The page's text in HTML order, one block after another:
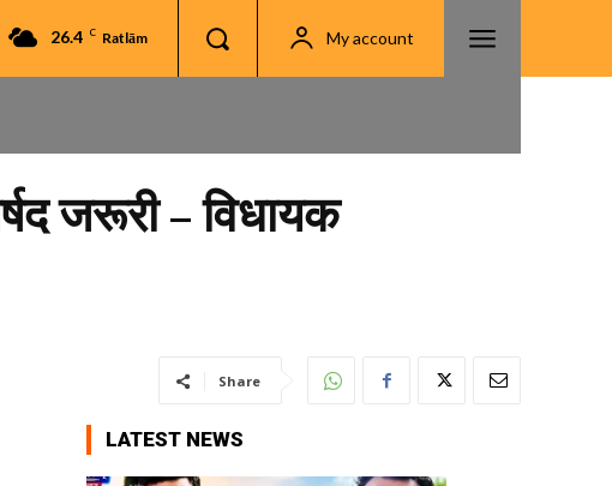
26.4 C Ratlām My account
जरूरी – विधायक
Share
LATEST NEWS